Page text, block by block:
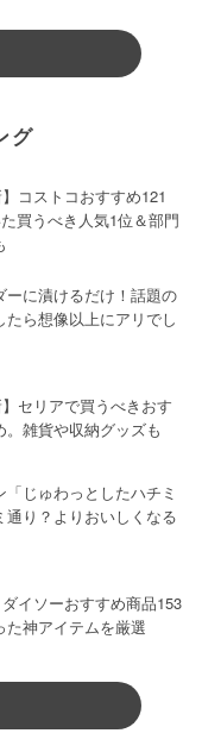
グ
】コストコおすすめ121
買うべき人気1位＆部門
ーに漬けるだけ！話題の
ら想像以上にアリでし
】セリアで買うべきおす
雑貨や収納グッズも
「じゅわっとしたハチミ
通り？よりおいしくなる
イソーおすすめ商品153
た神アイテムを厳選